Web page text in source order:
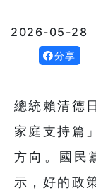
2026-05-28
分享
總統賴清德
家庭支持篇
方向。國民
示，好的政